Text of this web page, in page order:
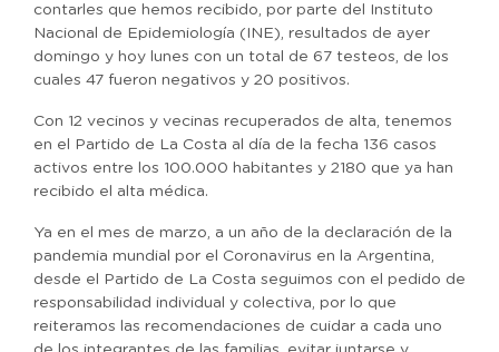
contarles que hemos recibido, por parte del Instituto
Nacional de Epidemiología (INE), resultados de ayer
domingo y hoy lunes con un total de 67 testeos, de los
cuales 47 fueron negativos y 20 positivos.
Con 12 vecinos y vecinas recuperados de alta, tenemos
en el Partido de La Costa al día de la fecha 136 casos
activos entre los 100.000 habitantes y 2180 que ya han
recibido el alta médica.
Ya en el mes de marzo, a un año de la declaración de la
pandemia mundial por el Coronavirus en la Argentina,
desde el Partido de La Costa seguimos con el pedido de
responsabilidad individual y colectiva, por lo que
reiteramos las recomendaciones de cuidar a cada uno